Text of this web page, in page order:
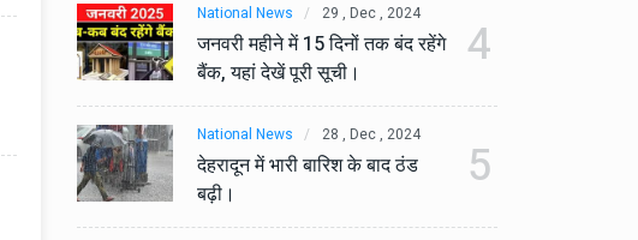
National News 29 , Dec , 2024
जनवरी महीने में 15 दिनों तक बंद रहेंगे
बैंक, यहां देखें पूरी सूची।
4
National News 28 , Dec , 2024
देहरादून में भारी बारिश के बाद ठंड
बढ़ी।
5